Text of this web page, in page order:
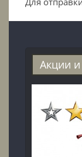
Акции